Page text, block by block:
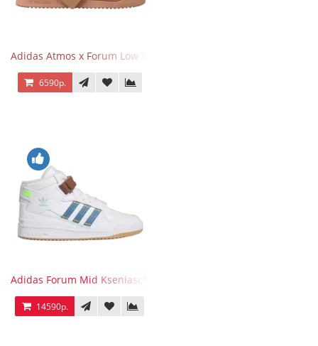
Adidas Atmos x Forum Low Wheat Dark Brown
6590р.
Adidas Forum Mid Kseniaschnaider
14590р.